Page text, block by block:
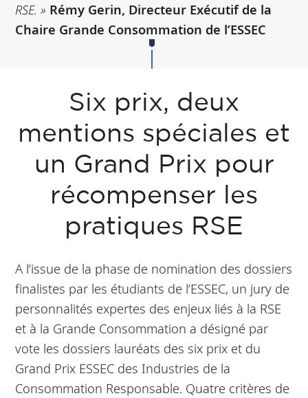
RSE. » Rémy Gerin, Directeur Exécutif de la
Chaire Grande Consommation de l’ESSEC
Six prix, deux
mentions spéciales et
un Grand Prix pour
récompenser les
pratiques RSE
A l’issue de la phase de nomination des dossiers
finalistes par les étudiants de l’ESSEC, un jury de
personnalités expertes des enjeux liés à la RSE
et à la Grande Consommation a désigné par
vote les dossiers lauréats des six prix et du
Grand Prix ESSEC des Industries de la
Consommation Responsable. Quatre critères de